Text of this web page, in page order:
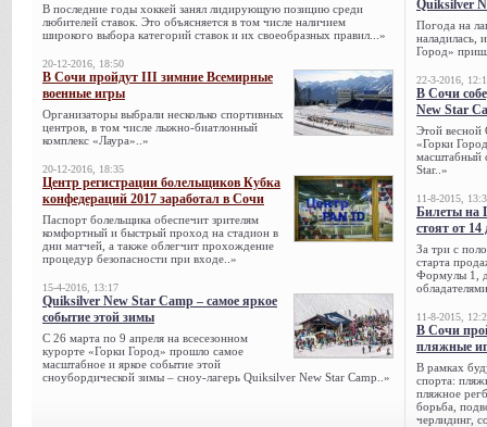
В последние годы хоккей занял лидирующую позицию среди
любителей ставок. Это объясняется в том числе наличием
широкого выбора категорий ставок и их своеобразных правил...»
20-12-2016, 18:50
В Сочи пройдут III зимние Всемирные
военные игры
Организаторы выбрали несколько спортивных
центров, в том числе лыжно-биатлонный
комплекс «Лаура»..»
20-12-2016, 18:35
Центр регистрации болельщиков Кубка
конфедераций 2017 заработал в Сочи
Паспорт болельщика обеспечит зрителям
комфортный и быстрый проход на стадион в
дни матчей, а также облегчит прохождение
процедур безопасности при входе..»
15-4-2016, 13:17
Quiksilver New Star Camp – самое яркое
событие этой зимы
С 26 марта по 9 апреля на всесезонном
курорте «Горки Город» прошло самое
масштабное и яркое событие этой
сноубордической зимы – сноу-лагерь Quiksilver New Star Camp..»
Quiksilver
Погода на
наладилась,
Город»
22-3-2016,
В Сочи
New Star
Этой весной
«Горки
масштабный
Star..»
11-8-2015,
Билеты на
стоят от
За три с
старта
Формулы 1,
11-8-2015,
В Сочи
пляжные
В рамках
спорта:
пляжное
борьба,
черлидинг,